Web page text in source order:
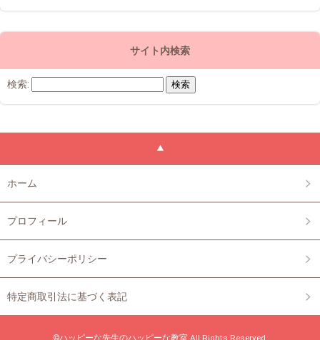
サイト内検索
検索:
ホーム
プロフィール
プライバシーポリシー
特定商取引法に基づく表記